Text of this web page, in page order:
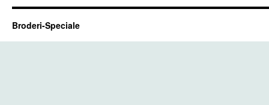
Broderi-Speciale